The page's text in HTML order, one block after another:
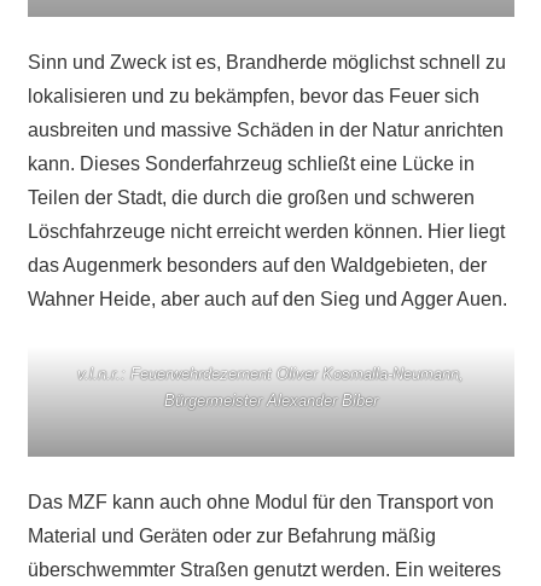
Sinn und Zweck ist es, Brandherde möglichst schnell zu
lokalisieren und zu bekämpfen, bevor das Feuer sich
ausbreiten und massive Schäden in der Natur anrichten
kann. Dieses Sonderfahrzeug schließt eine Lücke in
Teilen der Stadt, die durch die großen und schweren
Löschfahrzeuge nicht erreicht werden können. Hier liegt
das Augenmerk besonders auf den Waldgebieten, der
Wahner Heide, aber auch auf den Sieg und Agger Auen.
v.l.n.r.: Feuerwehrdezernent Oliver Kosmalla-Neumann,
Bürgermeister Alexander Biber
Das MZF kann auch ohne Modul für den Transport von
Material und Geräten oder zur Befahrung mäßig
überschwemmter Straßen genutzt werden. Ein weiteres